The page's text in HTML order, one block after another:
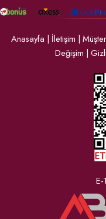
Anasayfa | İletişim |
Değişim |
E-